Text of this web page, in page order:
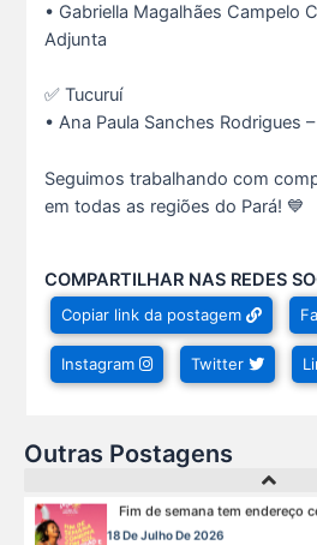
• Gabriella Magalhães Campelo
Adjunta
✅ Tucuruí
• Ana Paula Sanches Rodrigues
Seguimos trabalhando com
em todas as regiões do Pará! 💙
COMPARTILHAR NAS REDES
Copiar link da postagem
Instagram Twitter
Outras Postagens
7 De Julho De 2026
Neste sábado, dia 04 de julho,
3 De Julho De 2026
Cuidar da saúde mental é tão
Hoje é um dia especial para
22 De Julho De 2026
A saúde da mulher merece
17 De Julho De 2026